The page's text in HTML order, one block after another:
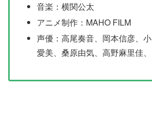
音楽：横関公太
アニメ制作：MAHO FILM
声優：高尾奏音、岡本信彦、
愛美、桑原由気、高野麻里佳